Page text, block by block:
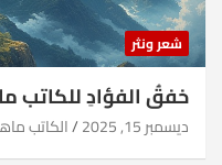
شعر ونثر
خفقُ الفؤادِ للكاتب
ديسمبر 15, 2025 الكاتب